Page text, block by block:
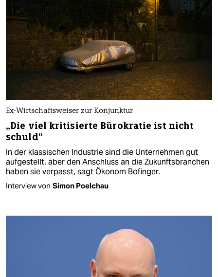
Ex-Wirtschaftsweiser zur Konjunktur
„Die viel kritisierte Bürokratie ist nicht
schuld“
In der klassischen Industrie sind die Unternehmen gut
aufgestellt, aber den Anschluss an die Zukunftsbranchen
haben sie verpasst, sagt Ökonom Bofinger.
Interview von Simon Poelchau